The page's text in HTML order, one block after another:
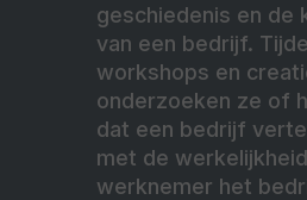
geschiedenis en de
van een bedrijf.
workshops en
onderzoeken ze of
dat een bedrijf
met de
werknemer het